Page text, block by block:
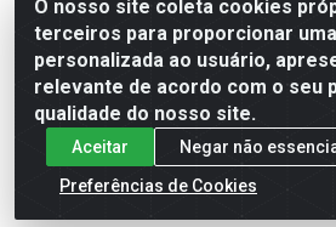
O nosso site coleta cookies
terceiros para proporcionar
personalizada ao usuário,
relevante de acordo com o seu
qualidade do nosso site.
Aceitar
Negar não
Preferências de Cookies
Bandeira, Rio de Janeiro/ RJ - CEP
12.324.723/0001-
Todas as regras de promoções,
prazos de pagamento e entrega
válidos apenas para compras via
estoque sujeito a alterações